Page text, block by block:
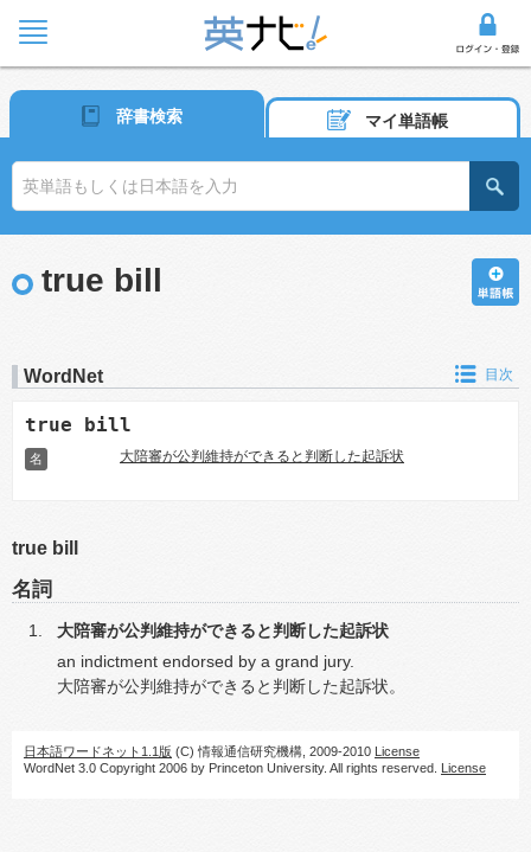
辞書検索 マイ単語帳
true bill
WordNet 目次
true bill
名 大陪審が公判維持ができると判断した起訴状
true bill
名詞
大陪審が公判維持ができると判断した起訴状
an indictment endorsed by a grand jury.
大陪審が公判維持ができると判断した起訴状。
日本語ワードネット1.1版 (C) 情報通信研究機構, 2009-2010 License
WordNet 3.0 Copyright 2006 by Princeton University. All rights reserved. License